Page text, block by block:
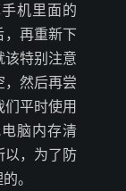
机里面的
再重新下
特别注意
，然后再尝
平时使用
脑内存清
以，为了防
。